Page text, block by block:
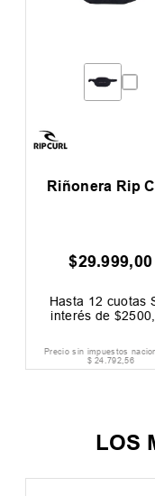
Riñonera Rip
$29.999,00
Hasta 12 cuotas
interés de $2500
Precio sin impuestos
$ 24.792,56
LOS